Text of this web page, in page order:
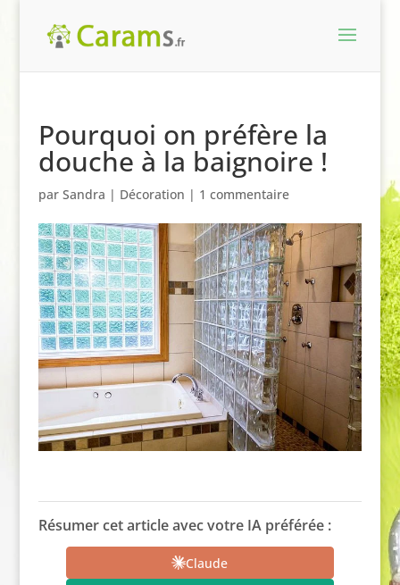
Pourquoi on préfère la
douche à la baignoire !
par Sandra | Décoration | 1 commentaire
Résumer cet article avec votre IA préférée :
Claude